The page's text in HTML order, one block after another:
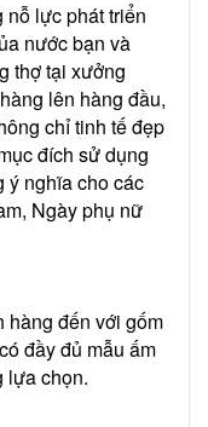
nỗ lực phát triển
nước bạn và
thợ tại xưởng
lên hàng đầu,
chỉ tinh tế đẹp
đích sử dụng
ý nghĩa cho các
Ngày phụ nữ
hàng đến với gốm
đầy đủ mẫu ấm
lựa chọn.